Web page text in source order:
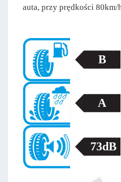
auta, przy prędkości 80km/
B
A
73dB